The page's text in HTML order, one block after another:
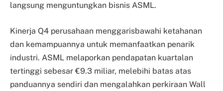
langsung menguntungkan bisnis ASML.
Kinerja Q4 perusahaan menggarisbawahi ketahanan
dan kemampuannya untuk memanfaatkan penarik
industri. ASML melaporkan pendapatan kuartalan
tertinggi sebesar €9.3 miliar, melebihi batas atas
panduannya sendiri dan mengalahkan perkiraan Wall